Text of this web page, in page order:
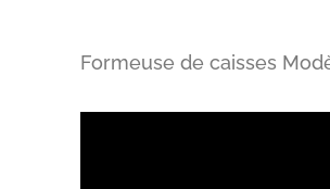
Formeuse de caisses